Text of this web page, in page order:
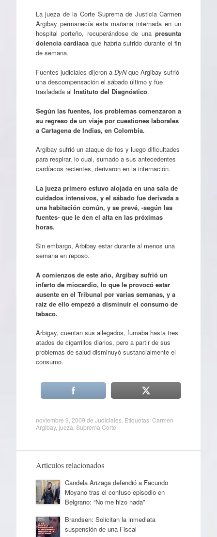
La jueza de la Corte Suprema de Justicia Carmen
Argibay permanecía esta mañana internada en un
hospital porteño, recuperándose de unapresunta
dolencia cardíaca que habría sufrido durante el fin
de semana.
Fuentes judiciales dijeron a DyNque Argibay sufrió
una descompensación el sábado último y fue
trasladada al Instituto del Diagnóstico.
Según las fuentes, los problemas comenzaron a
su regreso de un viaje por cuestiones laborales
a Cartagena de Indias, en Colombia.
Argibay sufrió un ataque de tos y luego dificultades
para respirar, lo cual, sumado a sus antecedentes
cardíacos recientes, derivaron en la internación.
La jueza primero estuvo alojada en una sala de
cuidados intensivos, y el sábado fue derivada a
una habitación común, y se prevé‚ -según las
fuentes- que le den el alta en las próximas
horas.
Sin embargo, Arbibay estar durante al menos una
semana en reposo.
A comienzos de este año, Argibay sufrió un
infarto de miocardio, lo que le provocó estar
ausente en el Tribunal por varias semanas, y a
raíz de ello empezó a disminuir el consumo de
tabaco.
Arbigay, cuentan sus allegados, fumaba hasta tres
atados de cigarrillos diarios, pero a partir de sus
problemas de salud disminuyó sustancialmente el
consumo.
noviembre 9, 2009 de Judiciales. Etiquetas:Carmen
Argibay, jueza Suprema Corte
Artículos relacionados
Candela Arizaga defendió a Facundo
Moyano tras el confuso episodio en
Belgrano: “No me hizo nada”
Brandsen: Solicitan la inmediata
suspensión de una Fiscal